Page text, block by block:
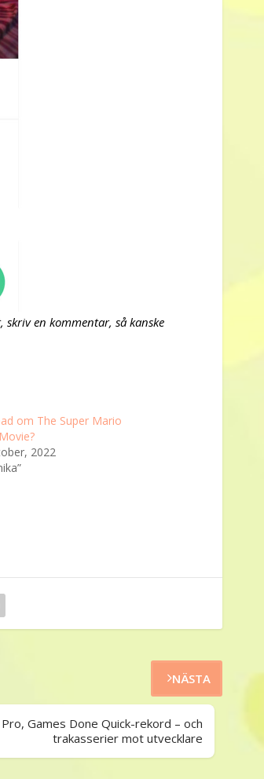
en kommentar, så kanske
om The Super Mario
2022
NÄSTA
Games Done Quick-rekord – och
trakasserier mot utvecklare